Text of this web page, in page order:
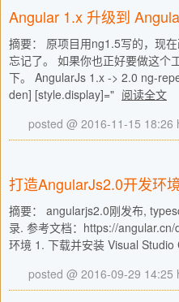
Angular 1.x 升级到
摘要： 原项目用ng1.5写的，现
忘记了。 如果你也正好要做这个
下。 AngularJs 1.x -> 2.0 ng-
den] [style.display]=" 阅读全文
posted @ 2016-11-15 18:26
打造AngularJs2.0开发环
摘要： angularjs2.0刚发布,
录. 参考文档：https://
环境 1. 下载并安装 Visual
posted @ 2016-09-29 14:25